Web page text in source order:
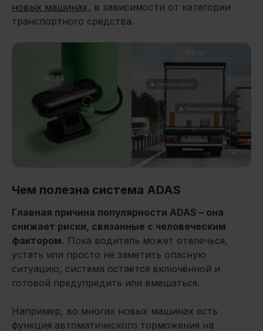
новых машинах , в зависимости от категории
транспортного средства.
Чем полезна система ADAS
Главная причина популярности ADAS – она
снижает риски, связанные с человеческим
фактором. Пока водитель может отвлечься,
устать или просто не заметить опасную
ситуацию, система остаётся включённой и
готовой предупредить или вмешаться.
Например, во многих новых машинах есть
функция автоматического торможения на